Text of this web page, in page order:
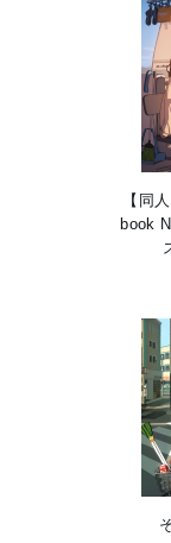
【同
book